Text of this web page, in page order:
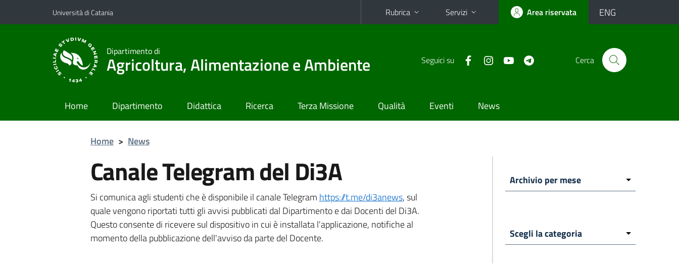
Vai al contenuto principale
Vai al menu di navigazione
Università di Catania Rubrica Servizi Area riservata ENG
Dipartimento di
Agricoltura, Alimentazione e Ambiente Seguici su Cerca
Home Dipartimento Didattica Ricerca Terza Missione Qualità Eventi News
Home > News
Canale Telegram del Di3A
Si comunica agli studenti che è disponibile il canale Telegram https://t.me/di3anews, sul
quale vengono riportati tutti gli avvisi pubblicati dal Dipartimento e dai Docenti del Di3A.
Questo consente di ricevere sul dispositivo in cui è installata l'applicazione, notifiche al
momento della pubblicazione dell'avviso da parte del Docente.